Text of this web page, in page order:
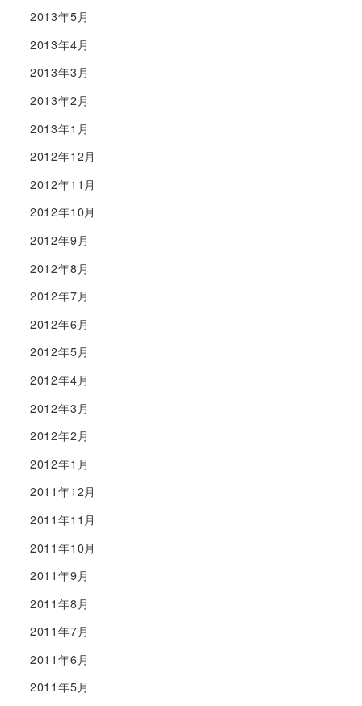
2013年5月
2013年4月
2013年3月
2013年2月
2013年1月
2012年12月
2012年11月
2012年10月
2012年9月
2012年8月
2012年7月
2012年6月
2012年5月
2012年4月
2012年3月
2012年2月
2012年1月
2011年12月
2011年11月
2011年10月
2011年9月
2011年8月
2011年7月
2011年6月
2011年5月